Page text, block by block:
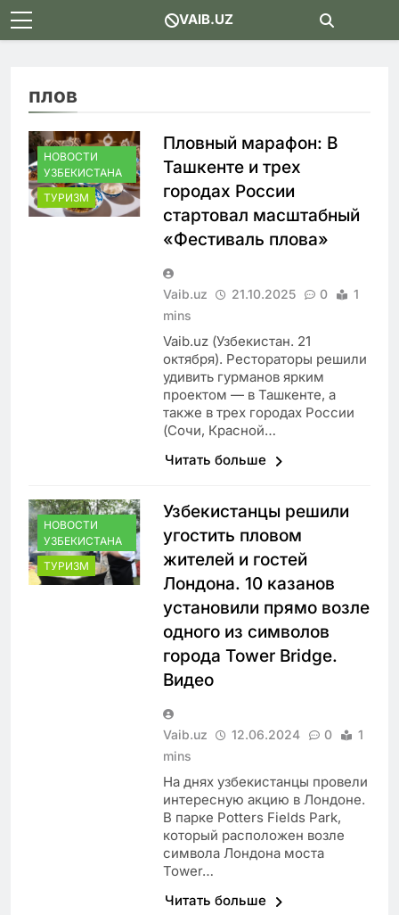
Skip
to
VAIB.UZ
плов
НОВОСТИ
УЗБЕКИСТАНА
ТУРИЗМ
Пловный марафон: В
Ташкенте и трех
городах России
стартовал масштабный
«Фестиваль плова»
Vaib.uz 21.10.2025 0
1
mins
Vaib.uz (Узбекистан. 21
октября). Рестораторы решили
удивить гурманов ярким
проектом — в Ташкенте, а
также в трех городах России
(Сочи, Красной…
Читать больше
НОВОСТИ
УЗБЕКИСТАНА
ТУРИЗМ
Узбекистанцы решили
угостить пловом
жителей и гостей
Лондона. 10 казанов
установили прямо возле
одного из символов
города Tower Bridge.
Видео
Vaib.uz 12.06.2024 0
1
mins
На днях узбекистанцы провели
интересную акцию в Лондоне.
В парке Potters Fields Park,
который расположен возле
символа Лондона моста
Tower…
Читать больше